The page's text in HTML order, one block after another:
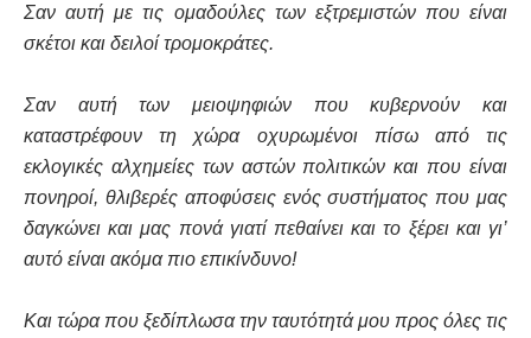
Σαν αυτή με τις ομαδούλες των εξτρεμιστών που είναι
σκέτοι και δειλοί τρομοκράτες.
Σαν αυτή των μειοψηφιών που κυβερνούν και
καταστρέφουν τη χώρα οχυρωμένοι πίσω από τις
εκλογικές αλχημείες των αστών πολιτικών και που είναι
πονηροί, θλιβερές αποφύσεις ενός συστήματος που μας
δαγκώνει και μας πονά γιατί πεθαίνει και το ξέρει και γι’
αυτό είναι ακόμα πιο επικίνδυνο!
Και τώρα που ξεδίπλωσα την ταυτότητά μου προς όλες τις